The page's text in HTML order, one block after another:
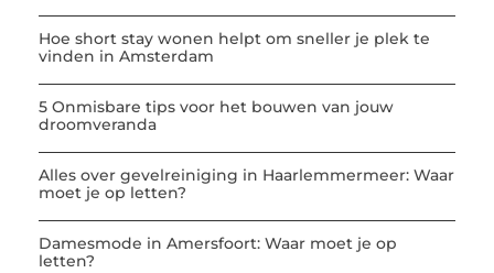
Hoe short stay wonen helpt om sneller je plek te
vinden in Amsterdam
5 Onmisbare tips voor het bouwen van jouw
droomveranda
Alles over gevelreiniging in Haarlemmermeer: Waar
moet je op letten?
Damesmode in Amersfoort: Waar moet je op
letten?